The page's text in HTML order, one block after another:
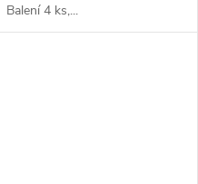
Balení 4 ks,...